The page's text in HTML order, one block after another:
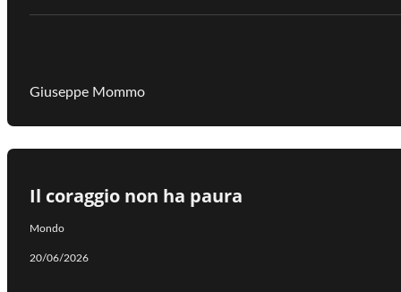
Giuseppe Mommo
Il coraggio non ha paura
Mondo
20/06/2026